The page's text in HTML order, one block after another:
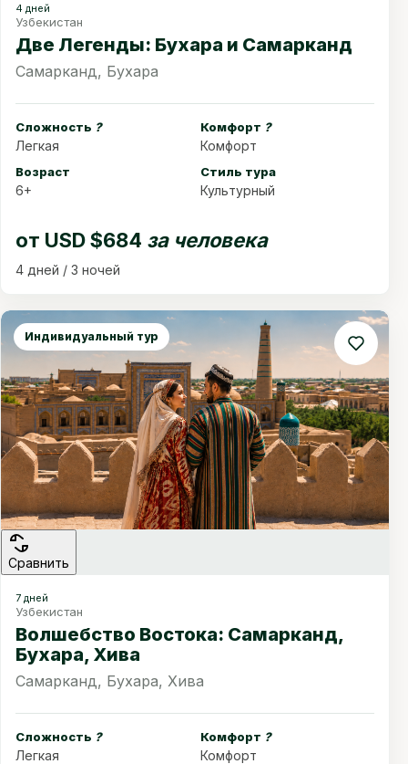
4 дней
Узбекистан
Две Легенды: Бухара и Самарканд
Самарканд, Бухара
Сложность ?
Легкая
Комфорт ?
Комфорт
Возраст
6+
Стиль тура
Культурный
от USD $684 за человека
4 дней / 3 ночей
Индивидуальный тур
Сравнить
7 дней
Узбекистан
Волшебство Востока: Самарканд,
Бухара, Хива
Самарканд, Бухара, Хива
Сложность ?
Легкая
Комфорт ?
Комфорт